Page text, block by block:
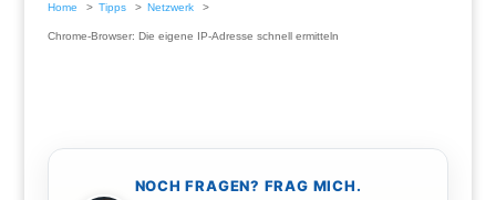
Home Tipps Netzwerk
Chrome-Browser: Die eigene IP-Adresse schnell ermitteln
NOCH FRAGEN? FRAG MICH.